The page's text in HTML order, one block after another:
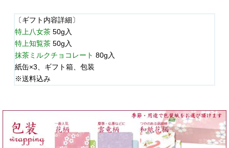
〔ギフト内容詳細〕
特上八女茶 50g入
特上知覧茶 50g入
抹茶ミルクチョコレート 80g入
紙缶×3、ギフト箱、包装
※送料込み